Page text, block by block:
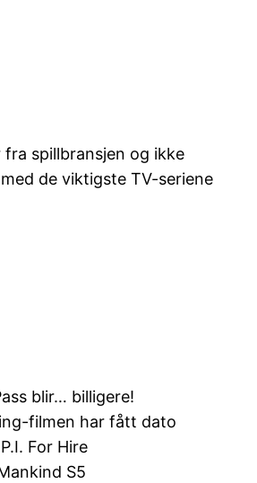
spillbransjen og ikke
de viktigste TV-seriene
blir… billigere!
filmen har fått dato
For Hire
S5